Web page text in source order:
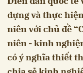
dựng và thực
niên với chủ đề
niên - kinh
có ý nghĩa thiết